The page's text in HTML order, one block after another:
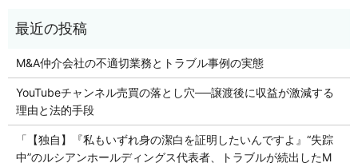
M&A仲介会社の不適切業務とトラブル事例の実態
YouTubeチャンネル売買の落とし穴──譲渡後に収益が激減する
理由と法的手段
「【独自】『私もいずれ身の潔白を証明したいんですよ』“失踪
中”のルシアンホールディングス代表者、トラブルが続出したM